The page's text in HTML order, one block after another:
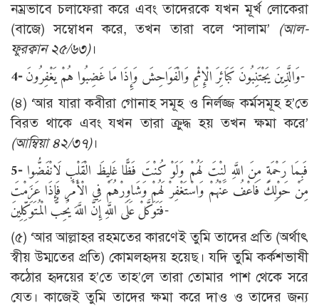
নম্রভাবে চলাফেরা করে এবং তাদেরকে যখন মূর্খ লোকেরা
(বাজে) সম্বোধন করে, তখন তারা বলে ‘সালাম’ (আল-
ফুরক্বান ২৫/৬৩)।
4-
وَالَّذِينَ يَجْتَنِبُونَ كَبَائِرَ الْإِثْمِ وَالْفَوَاحِشَ وَإِذَا مَا غَضِبُوا هُمْ يَغْفِرُونَ-
(৪) ‘আর যারা কবীরা গোনাহ সমূহ ও নির্লজ্জ কর্মসমূহ হ’তে
বিরত থাকে এবং যখন তারা ক্রুদ্ধ হয় তখন ক্ষমা করে’
(আম্বিয়া ৪২/৩৭)।
5- فَبِمَا رَحْمَةٍ مِنَ اللَّهِ لِنْتَ لَهُمْ وَلَوْ كُنْتَ فَظًّا غَلِيظَ الْقَلْبِ لَانْفَضُّوا
مِنْ حَوْلِكَ فَاعْفُ عَنْهُمْ وَاسْتَغْفِرْ لَهُمْ وَشَاوِرْهُمْ فِي الْأَمْرِ فَإِذَا عَزَمْتَ
فَتَوَكَّلْ عَلَى اللَّهِ إِنَّ اللَّهَ يُحِبُّ الْمُتَوَكِّلِينَ-
(৫) ‘আর আল্লাহর রহমতের কারণেই তুমি তাদের প্রতি (অর্থাৎ
স্বীয় উম্মতের প্রতি) কোমলহৃদয় হয়েছ। যদি তুমি কর্কশভাষী
কঠোর হৃদয়ের হ’তে তাহ’লে তারা তোমার পাশ থেকে সরে
যেত। কাজেই তুমি তাদের ক্ষমা করে দাও ও তাদের জন্য